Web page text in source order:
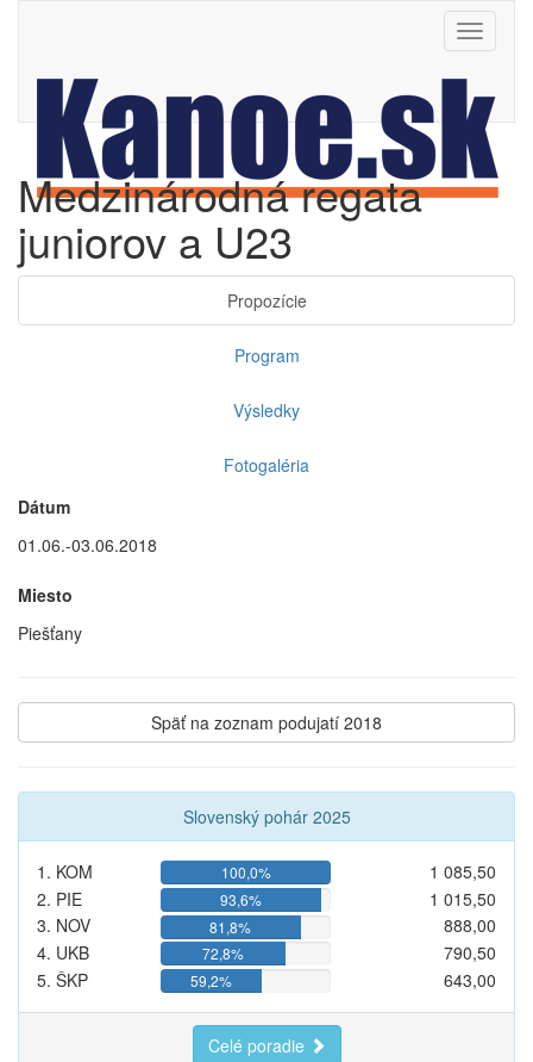
Toggle
Medzinárodná regata
juniorov a U23
Propozície
Program
Výsledky
Fotogaléria
Dátum
01.06.-03.06.2018
Miesto
Piešťany
Späť na zoznam podujatí 2018
Slovenský pohár 2025
1. KOM 100,0%
1 085,50
2. PIE
93,6%
1 015,50
3. NOV
81,8%
888,00
4. UKB
72,8%
790,50
5. ŠKP
59,2% 643,00
Celé poradie